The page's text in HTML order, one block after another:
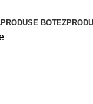
PRODUSE BOTEZ